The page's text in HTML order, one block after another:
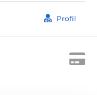
Profil